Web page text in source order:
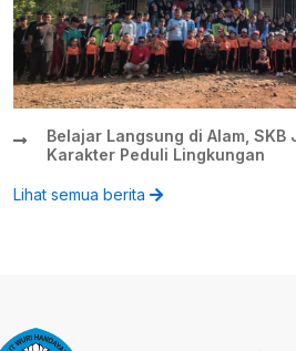
Belajar Langsung di Alam, SKB
Karakter Peduli Lingkungan
Lihat semua berita